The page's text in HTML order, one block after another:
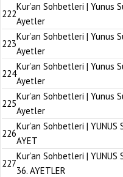
222
Kur’an Sohbetleri | Yunus
Ayetler
223
Kur’an Sohbetleri | Yunus
Ayetler
224
Kur’an Sohbetleri | Yunus
Ayetler
225
Kur’an Sohbetleri | Yunus
Ayetler
226
Kur’an Sohbetleri | YUNUS
AYET
227
Kur’an Sohbetleri | YUNUS
36. AYETLER